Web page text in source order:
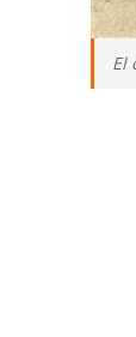
El